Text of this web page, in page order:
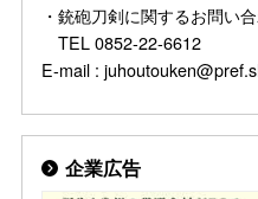
・銃砲刀剣に関するお問い合
TEL 0852-22-6612
E-mail :
企業広告